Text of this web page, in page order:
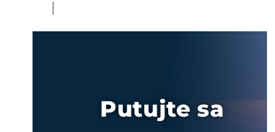
Putujte sa